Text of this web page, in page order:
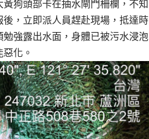
狗頭部卡在抽水閘門柵欄，不知
，立即派人員趕赴現場，抵達時
強露出水面，身體已被污水浸泡
化。